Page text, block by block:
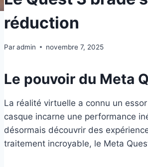
réduction
Paradmin novembre 7, 2025
Le pouvoir du Meta
La réalité virtuelle a connu un
casque incarne une performance
désormais découvrir des
traitement incroyable, le Meta